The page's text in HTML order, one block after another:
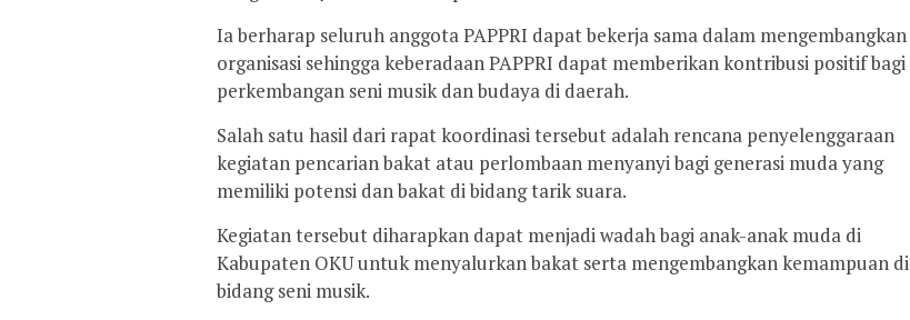
Ia berharap seluruh anggota PAPPRI dapat bekerja sama dalam mengembangkan
organisasi sehingga keberadaan PAPPRI dapat memberikan kontribusi positif bagi
perkembangan seni musik dan budaya di daerah.
Salah satu hasil dari rapat koordinasi tersebut adalah rencana penyelenggaraan
kegiatan pencarian bakat atau perlombaan menyanyi bagi generasi muda yang
memiliki potensi dan bakat di bidang tarik suara.
Kegiatan tersebut diharapkan dapat menjadi wadah bagi anak-anak muda di
Kabupaten OKU untuk menyalurkan bakat serta mengembangkan kemampuan di
bidang seni musik.